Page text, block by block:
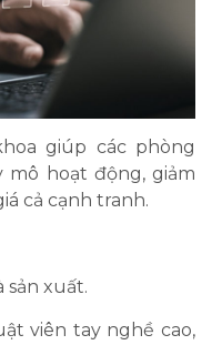
giúp các phòng
mô hoạt động, giảm
cả cạnh tranh.
sản xuất.
viên tay nghề cao,